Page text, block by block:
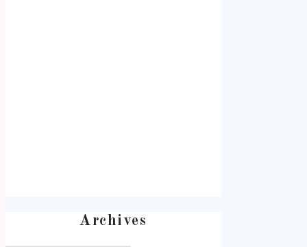
Archives